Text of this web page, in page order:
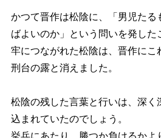
かつて晋作は松陰に、「男児たる
ばよいのか」という問いを発した
牢につながれた松陰は、晋作にこ
刑台の露と消えました。
松陰の残した言葉と行いは、深く
込まれていたのでしょう。
挙兵にあたり、勝つか負けるかよ